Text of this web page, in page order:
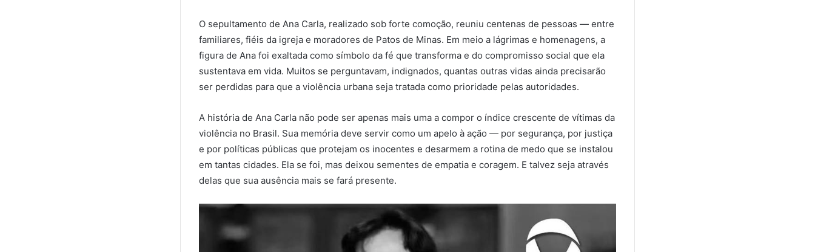
O sepultamento de Ana Carla, realizado sob forte comoção, reuniu centenas de pessoas — entre
familiares, fiéis da igreja e moradores de Patos de Minas. Em meio a lágrimas e homenagens, a
figura de Ana foi exaltada como símbolo da fé que transforma e do compromisso social que ela
sustentava em vida. Muitos se perguntavam, indignados, quantas outras vidas ainda precisarão
ser perdidas para que a violência urbana seja tratada como prioridade pelas autoridades.
A história de Ana Carla não pode ser apenas mais uma a compor o índice crescente de vítimas da
violência no Brasil. Sua memória deve servir como um apelo à ação — por segurança, por justiça
e por políticas públicas que protejam os inocentes e desarmem a rotina de medo que se instalou
em tantas cidades. Ela se foi, mas deixou sementes de empatia e coragem. E talvez seja através
delas que sua ausência mais se fará presente.